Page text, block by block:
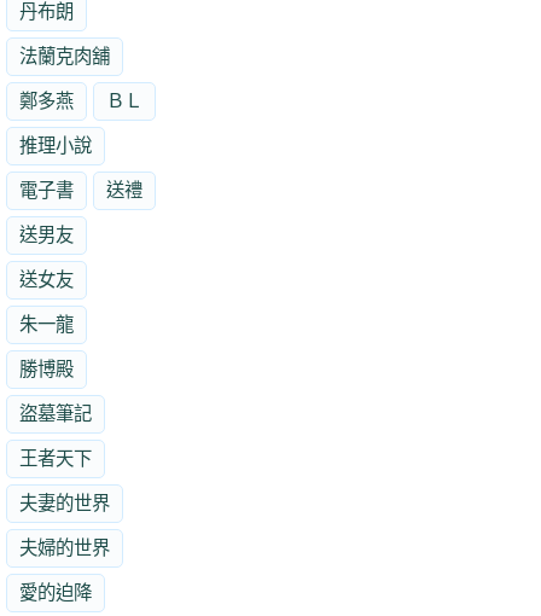
丹布朗
法蘭克肉舖
鄭多燕 ＢＬ
推理小說
電子書 送禮
送男友
送女友
朱一龍
勝博殿
盜墓筆記
王者天下
夫妻的世界
夫婦的世界
愛的迫降